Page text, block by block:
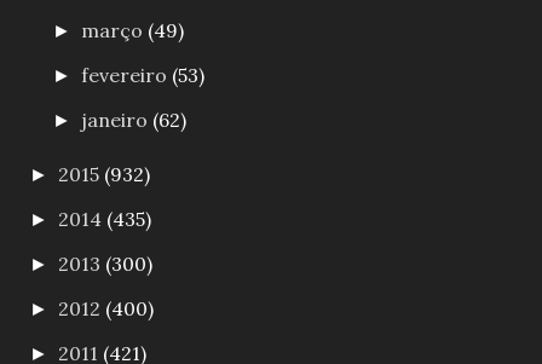
► março (49)
►fevereiro (53)
► janeiro (62)
► 2015 (932)
► 2014 (435)
► 2013 (300)
► 2012 (400)
► 2011 (421)